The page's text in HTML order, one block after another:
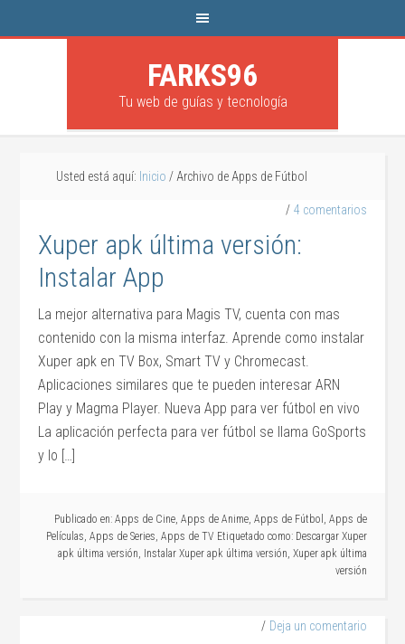
FARKS96
Tu web de guías y tecnología
Usted está aquí: Inicio / Archivo de Apps de Fútbol
4 comentarios
Xuper apk última versión:
Instalar App
La mejor alternativa para Magis TV, cuenta con mas
contenido con la misma interfaz. Aprende como instalar
Xuper apk en TV Box, Smart TV y Chromecast.
Aplicaciones similares que te pueden interesar ARN
Play y Magma Player. Nueva App para ver fútbol en vivo
La aplicación perfecta para ver fútbol se llama GoSports
y lo […]
Publicado en: Apps de Cine, Apps de Anime, Apps de Fútbol , Apps de
Películas, Apps de Series, Apps de TV Etiquetado como: Descargar Xuper
apk última versión, Instalar Xuper apk última versión, Xuper apk última
versión
Deja un comentario